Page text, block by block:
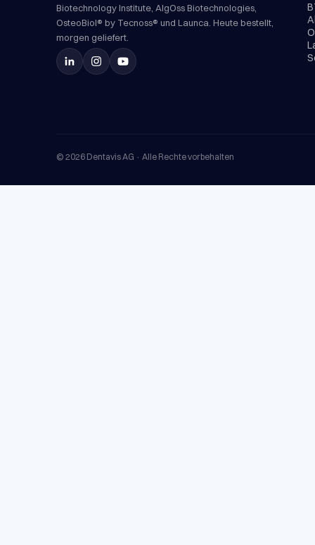
Biotechnology Institute, AlgOss Biotechnologies,
OsteoBiol® by Tecnoss® und Launca. Heute bestellt,
morgen geliefert.
© 2026 Dentavis AG · Alle Rechte vorbehalten